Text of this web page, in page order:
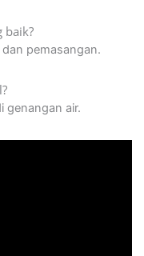
baik?
pemasangan.
genangan air.